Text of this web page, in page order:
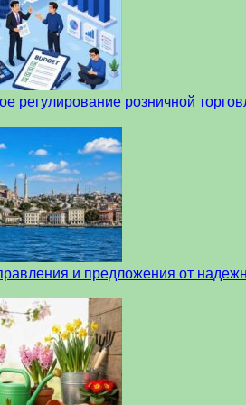
регулирование розничной
и предложения от